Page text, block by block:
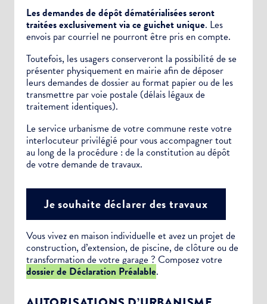
Les demandes de dépôt dématérialisées seront
traitées exclusivement via ce guichet unique. Les
envois par courriel ne pourront être pris en compte.
Toutefois, les usagers conserveront la possibilité de se
présenter physiquement en mairie afin de déposer
leurs demandes de dossier au format papier ou de les
transmettre par voie postale (délais légaux de
traitement identiques).
Le service urbanisme de votre commune reste votre
interlocuteur privilégié pour vous accompagner tout
au long de la procédure : de la constitution au dépôt
de votre demande de travaux.
Je souhaite déclarer des travaux
Vous vivez en maison individuelle et avez un projet de
construction, d’extension, de piscine, de clôture ou de
transformation de votre garage ? Composez votre
dossier de Déclaration Préalable.